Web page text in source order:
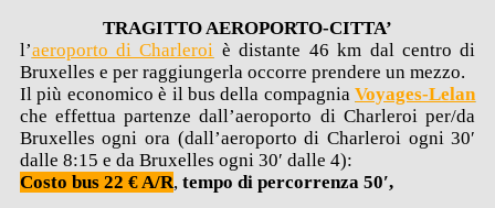
TRAGITTO AEROPORTO-CITTA’
l’aeroporto di Charleroi è distante 46 km dal centro di
Bruxelles e per raggiungerla occorre prendere un mezzo.
Il più economico è il bus della compagniaVoyages-Lelan
che effettua partenze dall’aeroporto di Charleroi per/da
Bruxelles ogni ora (dall’aeroporto di Charleroi ogni 30′
dalle 8:15 e da Bruxelles ogni 30′ dalle 4):
Costo bus 22 € A/R, tempo di percorrenza 50′,